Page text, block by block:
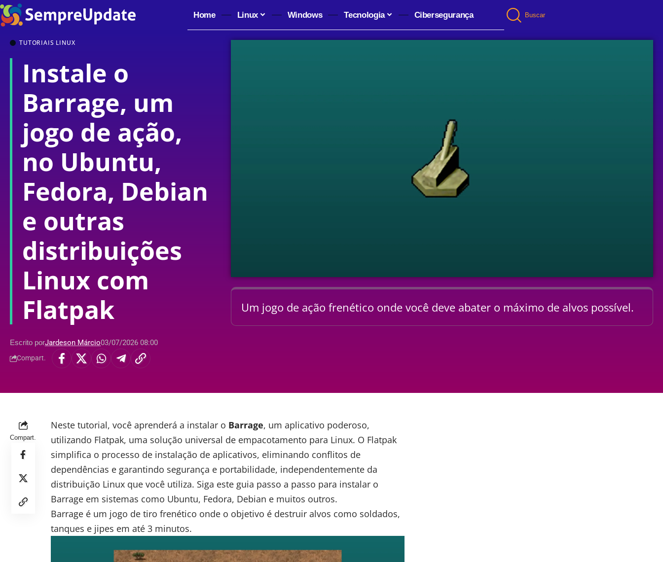
Home Linux Windows Tecnologia Cibersegurança Buscar
TUTORIAIS LINUX
Instale o
Barrage, um
jogo de ação,
no Ubuntu,
Fedora, Debian
e outras
distribuições
Linux com
Flatpak
Escrito porJardeson Márcio03/07/2026 08:00
Compart.
Um jogo de ação frenético onde você deve abater o máximo de alvos possível.
Compart.
Neste tutorial, você aprenderá a instalar o Barrage, um aplicativo poderoso,
utilizando Flatpak, uma solução universal de empacotamento para Linux. O Flatpak
simplifica o processo de instalação de aplicativos, eliminando conflitos de
dependências e garantindo segurança e portabilidade, independentemente da
distribuição Linux que você utiliza. Siga este guia passo a passo para instalar o
Barrage em sistemas como Ubuntu, Fedora, Debian e muitos outros.
Barrage é um jogo de tiro frenético onde o objetivo é destruir alvos como soldados,
tanques e jipes em até 3 minutos.